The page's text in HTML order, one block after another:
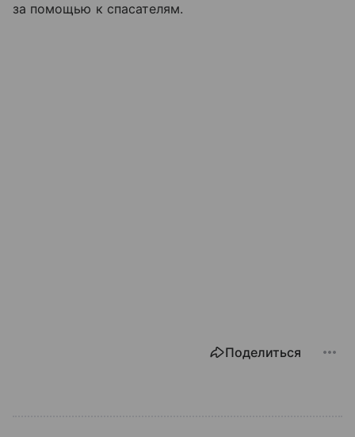
за помощью к спасателям.
Поделиться